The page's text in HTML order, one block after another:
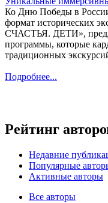
Ко Дню Победы в
формат исторических
СЧАСТЬЯ. ДЕТИ»,
программы, которые
традиционных
Подробнее...
Рейтинг
Недавние
Популярные
Активные авторы
Все авторы